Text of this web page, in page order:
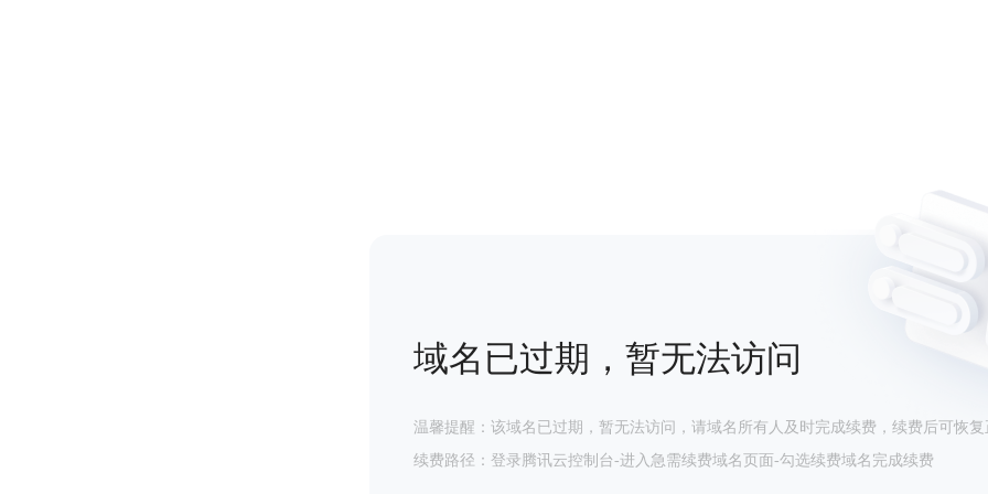
域名已过期，暂无法访问
温馨提醒：该域名已过期，暂无法访问，请域名所有人及时完成续费，续费后可恢复
续费路径：登录腾讯云控制台-进入急需续费域名页面-勾选续费域名完成续费